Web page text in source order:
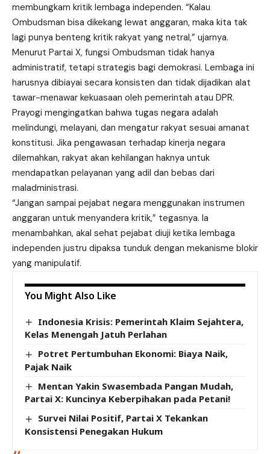
membungkam kritik lembaga independen. “Kalau
Ombudsman bisa dikekang lewat anggaran, maka kita tak
lagi punya benteng kritik rakyat yang netral,” ujarnya.
Menurut Partai X, fungsi Ombudsman tidak hanya
administratif, tetapi strategis bagi demokrasi. Lembaga ini
harusnya dibiayai secara konsisten dan tidak dijadikan alat
tawar-menawar kekuasaan oleh pemerintah atau DPR.
Prayogi mengingatkan bahwa tugas negara adalah
melindungi, melayani, dan mengatur rakyat sesuai amanat
konstitusi. Jika pengawasan terhadap kinerja negara
dilemahkan, rakyat akan kehilangan haknya untuk
mendapatkan pelayanan yang adil dan bebas dari
maladministrasi.
“Jangan sampai pejabat negara menggunakan instrumen
anggaran untuk menyandera kritik,” tegasnya. Ia
menambahkan, akal sehat pejabat diuji ketika lembaga
independen justru dipaksa tunduk dengan mekanisme blokir
yang manipulatif.
You Might Also Like
Indonesia Krisis: Pemerintah Klaim Sejahtera,
Kelas Menengah Jatuh Perlahan
Potret Pertumbuhan Ekonomi: Biaya Naik,
Pajak Naik
Mentan Yakin Swasembada Pangan Mudah,
Partai X: Kuncinya Keberpihakan pada Petani!
Survei Nilai Positif, Partai X Tekankan
Konsistensi Penegakan Hukum